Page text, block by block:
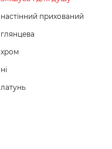
настінний прихований
глянцева
хром
ні
латунь